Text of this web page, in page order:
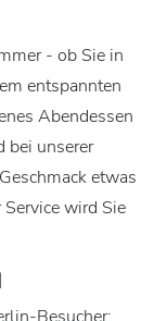
- ob Sie in
entspannten
Abendessen
bei unserer
etwas
wird Sie